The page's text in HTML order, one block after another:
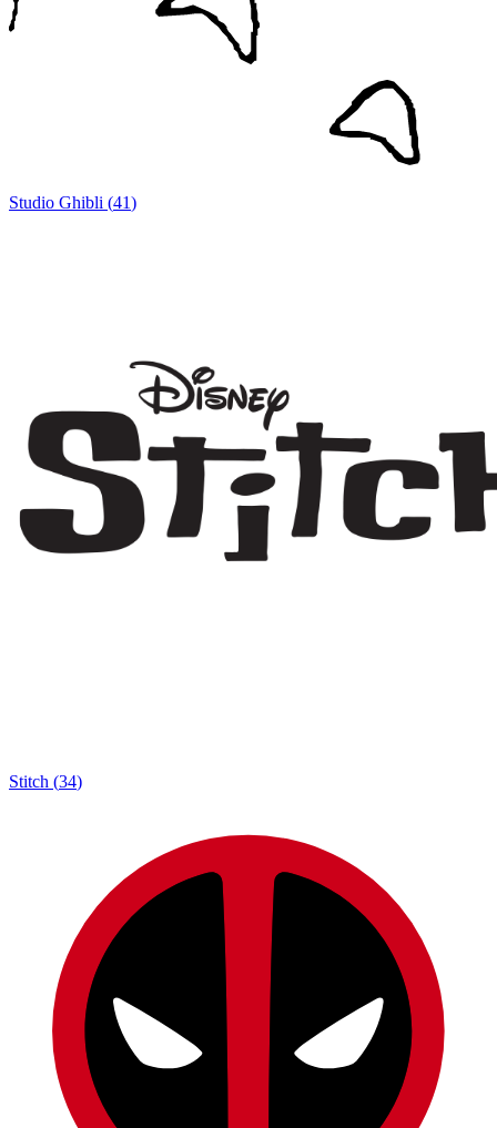
Studio Ghibli (41)
Stitch (34)